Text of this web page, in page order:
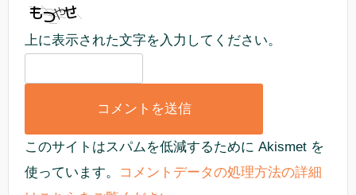
上に表示された文字を入力してください。
このサイトはスパムを低減するために Akismet を
使っています。
コメントデータの処理方法の詳細